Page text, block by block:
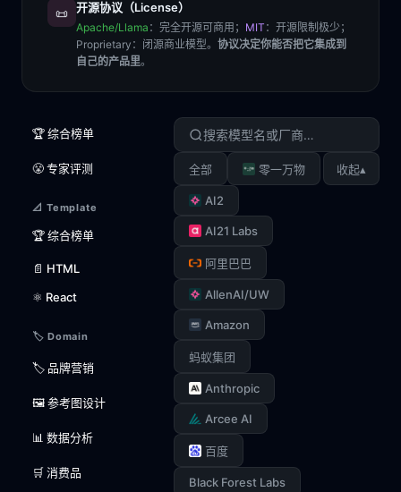
📜 开源协议（License）
Apache/Llama ：完全开源可商用； MIT ：开源限制极少；
Proprietary ：闭源商业模型。 协议决定你能否把它集成到
自己的产品里。
🏆 综合榜单
😤 专家评测
📐 Template
🏆 综合榜单
📄 HTML
⚛️ React
🏷️ Domain
🏷️ 品牌营销
🖼️ 参考图设计
📊 数据分析
🛒 消费品
全部 零一万物
AI2
AI21 Labs
阿里巴巴
AllenAI/UW
Amazon
蚂蚁集团
Anthropic
Arcee AI
百度
Black Forest Labs
收起▴